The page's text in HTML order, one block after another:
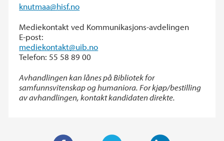
knutmaa@hisf.no
Mediekontakt ved Kommunikasjons-avdelingen
E-post:
mediekontakt@uib.no
Telefon: 55 58 89 00
Avhandlingen kan lånes på Bibliotek for
samfunnsvitenskap og humaniora. For kjøp/bestilling
av avhandlingen, kontakt kandidaten direkte.